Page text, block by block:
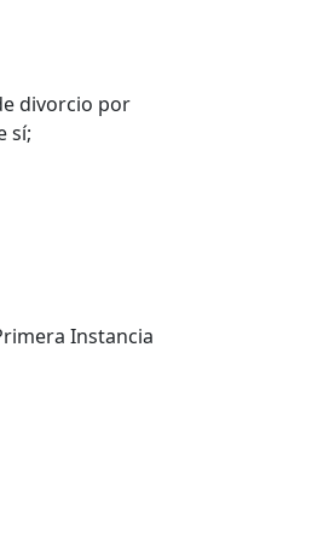
divorcio por
sí;
Instancia